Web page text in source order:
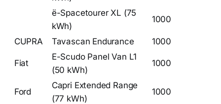
ë-Spacetourer XL (75
kWh)
1000
CUPRA Tavascan Endurance 1000
Fiat
E-Scudo Panel Van L1
(50 kWh)
1000
Ford
Capri Extended Range
(77 kWh)
1000